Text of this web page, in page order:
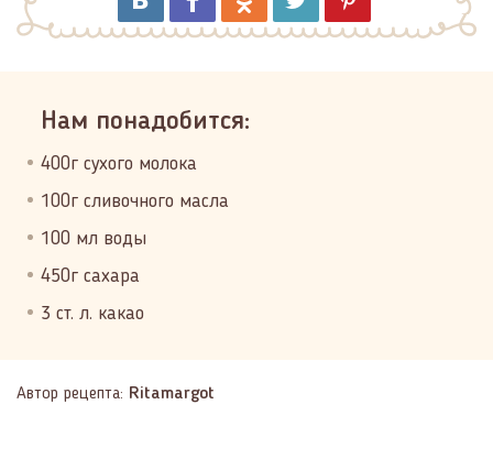
Нам понадобится:
400г сухого молока
100г сливочного масла
100 мл воды
450г сахара
3 ст. л. какао
Автор рецепта: Ritamargot